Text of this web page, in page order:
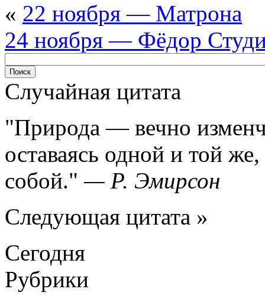
« 22 ноября — Матрона
24 ноября — Фёдор
Случайная цитата
Природа — вечно
оставаясь одной и той же,
собой.
— Р. Эмирсон
Следующая цитата »
Сегодня
Рубрики